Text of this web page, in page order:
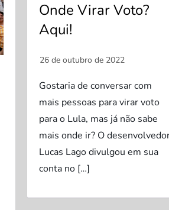
Onde Virar Voto?
Aqui!
Gostaria de conversar com
mais pessoas para virar voto
para o Lula, mas já não sabe
mais onde ir? O
Lucas Lago divulgou em sua
conta no […]